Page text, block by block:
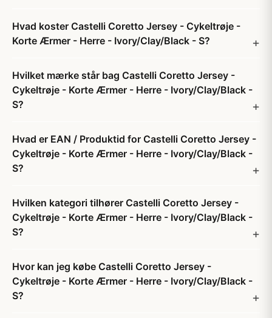
Hvad koster Castelli Coretto Jersey - Cykeltrøje -
Korte Ærmer - Herre - Ivory/Clay/Black - S?
Hvilket mærke står bag Castelli Coretto Jersey -
Cykeltrøje - Korte Ærmer - Herre - Ivory/Clay/Black -
S?
Hvad er EAN / Produktid for Castelli Coretto Jersey -
Cykeltrøje - Korte Ærmer - Herre - Ivory/Clay/Black -
S?
Hvilken kategori tilhører Castelli Coretto Jersey -
Cykeltrøje - Korte Ærmer - Herre - Ivory/Clay/Black -
S?
Hvor kan jeg købe Castelli Coretto Jersey -
Cykeltrøje - Korte Ærmer - Herre - Ivory/Clay/Black -
S?